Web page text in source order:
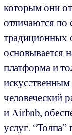
которым они
отличаются по
традиционных
основывается
платформа и
человеческий
и Airbnb,
услуг.